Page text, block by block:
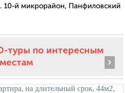
10-й микрорайон, Панфиловский
туры по интересным
местам
›